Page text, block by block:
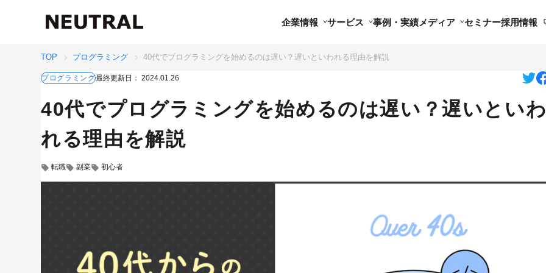
企業情報 サービス 事例・実績メディア セミナー採用情報
TOP プログラミング 40代でプログラミングを始めるのは遅い？遅いといわれる理由を解説
プログラミング最終更新日： 2024.01.26
40代でプログラミングを始めるのは遅い？遅いとい
れる理由を解説
転職 副業 初心者